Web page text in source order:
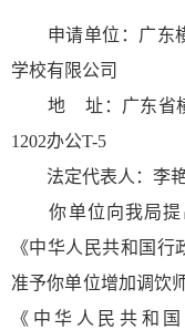
申请单位：广东横
学校有限公司
地 址：广东省横
1202办公T-5
法定代表人：李
你单位向我局提
《中华人民共和国
准予你单位增加调饮
《中华人民共和